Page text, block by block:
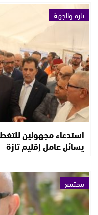
تازة والجهة
استدعاء مجهولين
يسائل عامل إقليم تازة
مجتمع